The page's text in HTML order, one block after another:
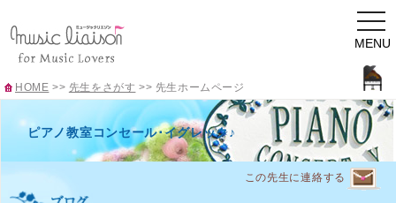
MENU
HOME >> 先生をさがす >> 先生ホームページ
ピアノ教室コンセール･イグレック♪
この先生に連絡する